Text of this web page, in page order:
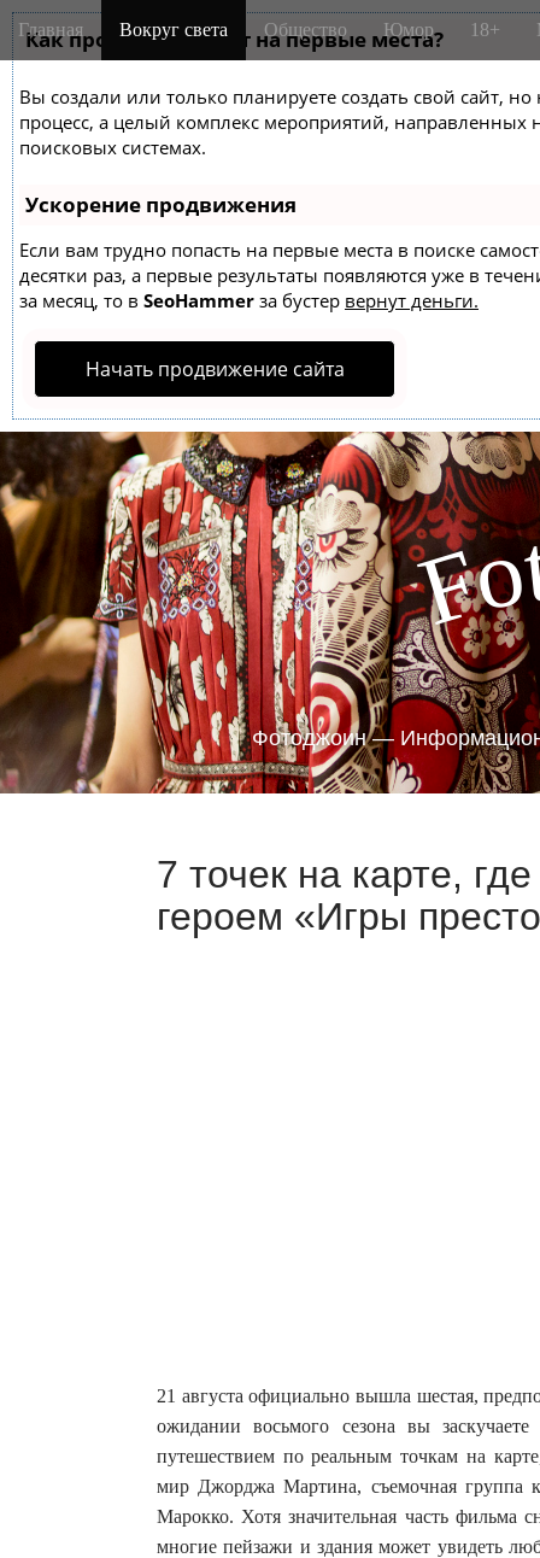
Как продвинуть сайт на первые места?
Вы создали или только планируете создать свой сайт,
процесс, а целый комплекс мероприятий,
поисковых системах.
Ускорение продвижения
Если вам трудно попасть на первые места в поиске
десятки раз, а первые результаты появляются уже в
за месяц, то в SeoHammer за бустер вернут деньги.
Начать продвижение сайта
M
a
n
m
e
n
u
i
Главная Вокруг света Общество Юмор 18+
Fo
Фотоджоин —
7 точек на карте,
героем «Игры
21 августа официально вышла шестая,
ожидании восьмого сезона вы
путешествием по реальным точкам на
мир Джорджа Мартина, съемочная группа
Марокко. Хотя значительная часть фильма
многие пейзажи и здания может увидеть